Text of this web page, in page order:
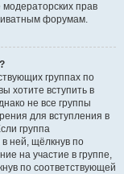
прав
форумам.
группах по
хотите вступить в
не все группы
для вступления в
группа
ней, щёлкнув по
на участие в группе,
по соответствующей